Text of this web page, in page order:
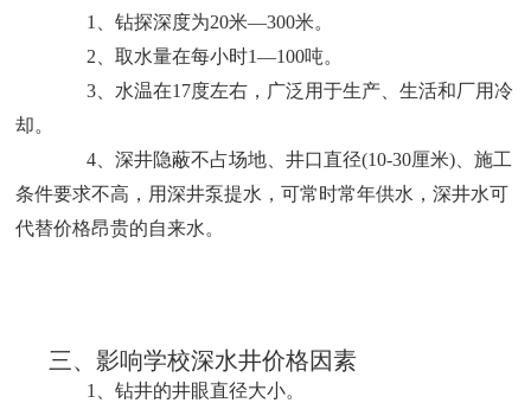
1、钻探深度为20米—300米。
2、取水量在每小时1—100吨。
3、水温在17度左右，广泛用于生产、生活和厂用冷
却。
4、深井隐蔽不占场地、井口直径(10-30厘米)、施工
条件要求不高，用深井泵提水，可常时常年供水，深井水可
代替价格昂贵的自来水。
三、影响学校深水井价格因素
1、钻井的井眼直径大小。